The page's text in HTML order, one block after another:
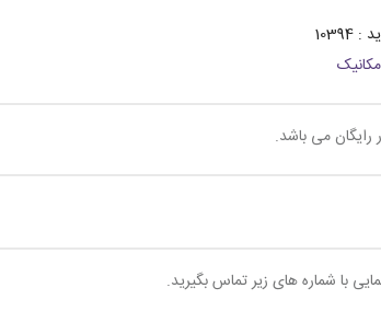
10394
رایگان می باشد.
با شماره های زیر تماس بگیرید.